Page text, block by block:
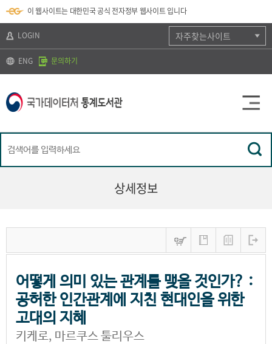
바
로
기
가
기
k
t
)
바
로
기
보
바
가
기
이 웹사이트는 대한민국 공식 전자정부 웹사이트 입니다
LOGIN
ENG 문의하기
자주찾는사이트
상세정보
어떻게 의미 있는 관계를 맺을 것인가? :
공허한 인간관계에 지친 현대인을 위한
고대의 지혜
키케로, 마르쿠스 툴리우스